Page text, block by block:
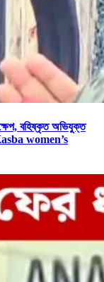
বহিষ্কৃত অভিযুক্ত
women’s